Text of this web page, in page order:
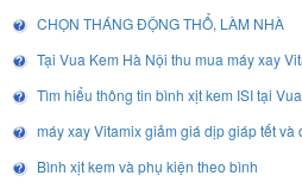
CHỌN THÁNG ĐỘNG THỔ, LÀM NHÀ
Tại Vua Kem Hà Nội thu mua máy xay
Tìm hiểu thông tin bình xịt kem ISI tại
máy xay Vitamix giảm giá dịp giáp tết
Bình xịt kem và phụ kiện theo bình